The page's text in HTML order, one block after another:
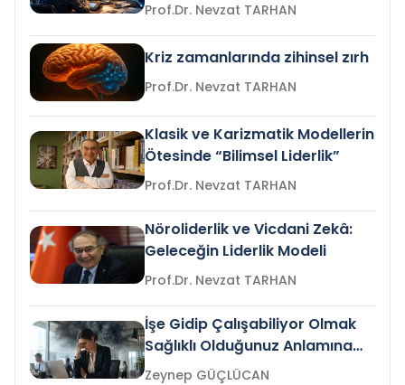
Prof.Dr. Nevzat TARHAN
Kriz zamanlarında zihinsel zırh
Prof.Dr. Nevzat TARHAN
Klasik ve Karizmatik Modellerin
Ötesinde “Bilimsel Liderlik”
Prof.Dr. Nevzat TARHAN
Nöroliderlik ve Vicdani Zekâ:
Geleceğin Liderlik Modeli
Prof.Dr. Nevzat TARHAN
İşe Gidip Çalışabiliyor Olmak
Sağlıklı Olduğunuz Anlamına
Gelir mi?Zeynep GÜÇLÜCAN